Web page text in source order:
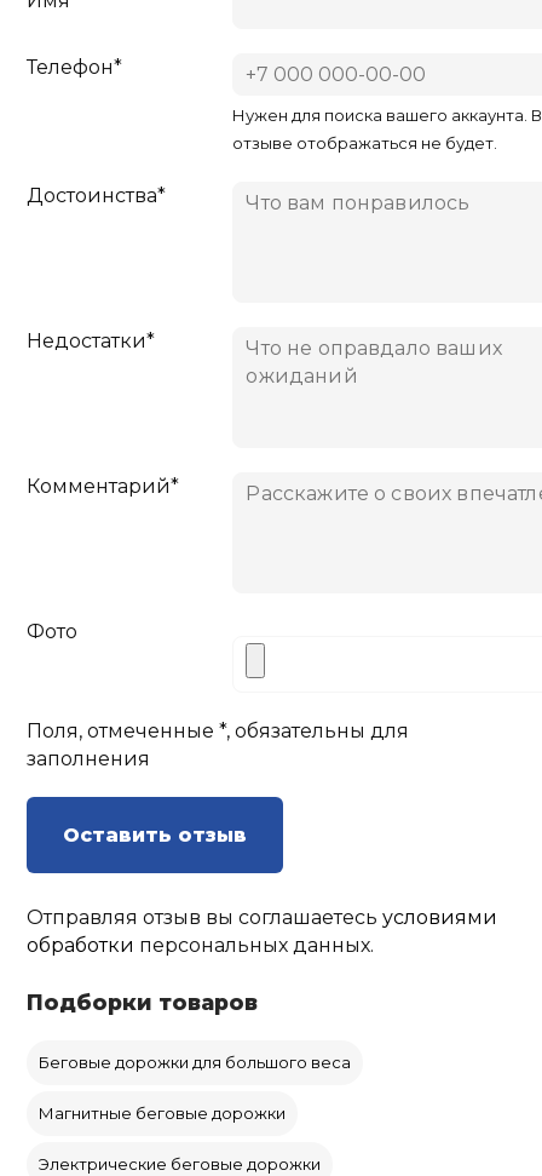
Телефон*
Нужен для поиска вашего аккаунта. В
отзыве отображаться не будет.
Достоинства*
Недостатки*
Комментарий*
Фото
Поля, отмеченные *, обязательны для
заполнения
Оставить отзыв
Отправляя отзыв вы соглашаетесьусловиями
обработки персональных данных.
Подборки товаров
Беговые дорожки для большого веса
Магнитные беговые дорожки
Электрические беговые дорожки